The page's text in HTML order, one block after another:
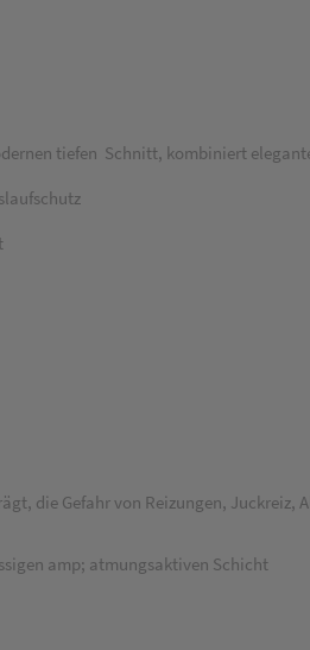
tiefen Schnitt, kombiniert
die Gefahr von Reizungen,
amp; atmungsaktiven Schicht